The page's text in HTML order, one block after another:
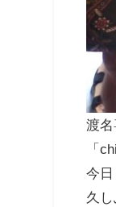
渡
「
今日
久